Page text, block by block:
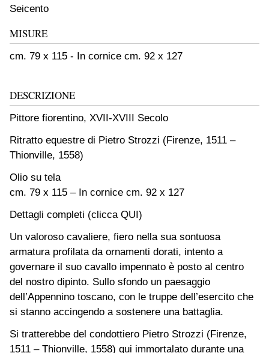
Seicento
MISURE
cm. 79 x 115 - In cornice cm. 92 x 127
DESCRIZIONE
Pittore fiorentino, XVII-XVIII Secolo
Ritratto equestre di Pietro Strozzi (Firenze, 1511 –
Thionville, 1558)
Olio su tela
cm. 79 x 115 – In cornice cm. 92 x 127
Dettagli completi (clicca QUI)
Un valoroso cavaliere, fiero nella sua sontuosa
armatura profilata da ornamenti dorati, intento a
governare il suo cavallo impennato è posto al centro
del nostro dipinto. Sullo sfondo un paesaggio
dell’Appennino toscano, con le truppe dell’esercito che
si stanno accingendo a sostenere una battaglia.
Si tratterebbe del condottiero Pietro Strozzi (Firenze,
1511 – Thionville, 1558) qui immortalato durante una